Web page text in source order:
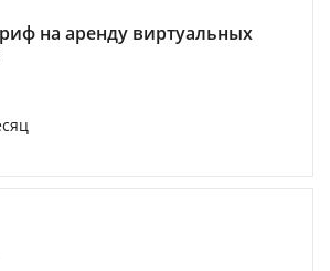
на аренду виртуальных